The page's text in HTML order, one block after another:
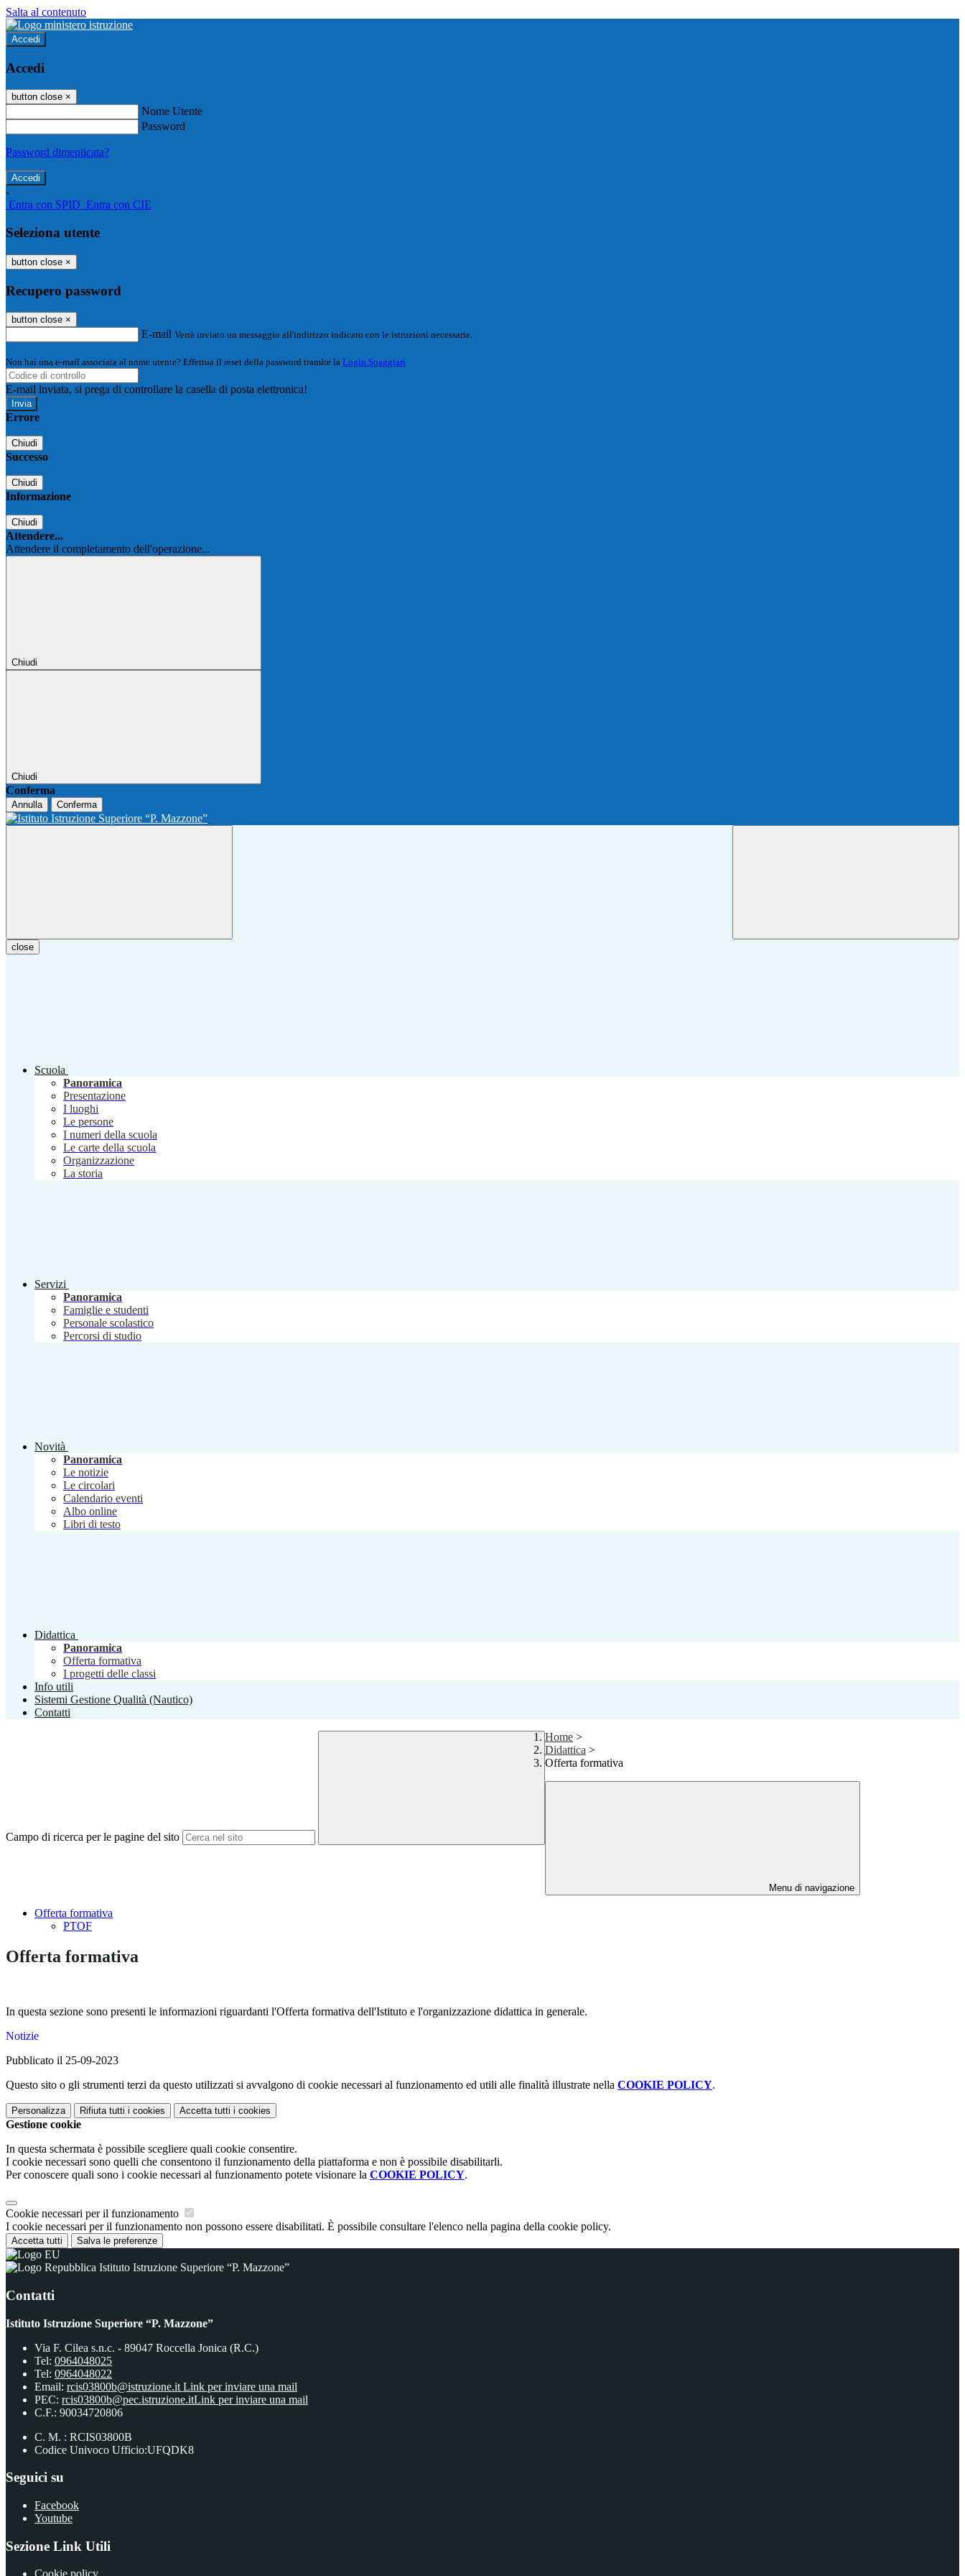
Salta al contenuto
Accedi
Accedi
button close ×
Nome Utente
Password
Password dimenticata?
-
Entra con SPID Entra con CIE
Seleziona utente
button close ×
Recupero password
button close ×
E-mail Verrà inviato un messaggio all'indirizzo indicato con le istruzioni necessarie.
Non hai una e-mail associata al nome utente? Effettua il reset della password tramite la Login Spaggiari
E-mail inviata, si prega di controllare la casella di posta elettronica!
Errore
Chiudi
Successo
Chiudi
Informazione
Chiudi
Attendere...
Attendere il completamento dell'operazione...
Chiudi
Chiudi
Conferma
Annulla Conferma
close
Scuola
Panoramica
Presentazione
I luoghi
Le persone
I numeri della scuola
Le carte della scuola
Organizzazione
La storia
Servizi
Panoramica
Famiglie e studenti
Personale scolastico
Percorsi di studio
Novità
Panoramica
Le notizie
Le circolari
Calendario eventi
Albo online
Libri di testo
Didattica
Panoramica
Offerta formativa
I progetti delle classi
Info utili
Sistemi Gestione Qualità (Nautico)
Contatti
Campo di ricerca per le pagine del sito
Home >
Didattica >
Offerta formativa
Menu di navigazione
Offerta formativa
PTOF
Offerta formativa
In questa sezione sono presenti le informazioni riguardanti l'Offerta formativa dell'Istituto e l'organizzazione didattica in generale.
Notizie
Pubblicato il 25-09-2023
Questo sito o gli strumenti terzi da questo utilizzati si avvalgono di cookie necessari al funzionamento ed utili alle finalità illustrate nella COOKIE POLICY.
Personalizza Rifiuta tutti i cookies Accetta tutti i cookies
Gestione cookie
In questa schermata è possibile scegliere quali cookie consentire.
I cookie necessari sono quelli che consentono il funzionamento della piattaforma e non è possibile disabilitarli.
Per conoscere quali sono i cookie necessari al funzionamento potete visionare la COOKIE POLICY.
Cookie necessari per il funzionamento
I cookie necessari per il funzionamento non possono essere disabilitati. È possibile consultare l'elenco nella pagina della cookie policy.
Accetta tutti Salva le preferenze
Istituto Istruzione Superiore “P. Mazzone”
Contatti
Istituto Istruzione Superiore “P. Mazzone”
Via F. Cilea s.n.c. - 89047 Roccella Jonica (R.C.)
Tel: 0964048025
Tel: 0964048022
Email: rcis03800b@istruzione.it Link per inviare una mail
PEC: rcis03800b@pec.istruzione.itLink per inviare una mail
C.F.: 90034720806
C. M. : RCIS03800B
Codice Univoco Ufficio:UFQDK8
Seguici su
Facebook
Youtube
Sezione Link Utili